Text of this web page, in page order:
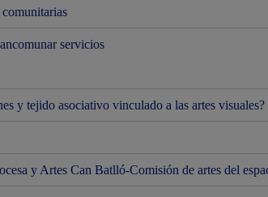
servicios
y tejido asociativo vinculado a las artes visuales?
y Artes Can Batlló-Comisión de artes del